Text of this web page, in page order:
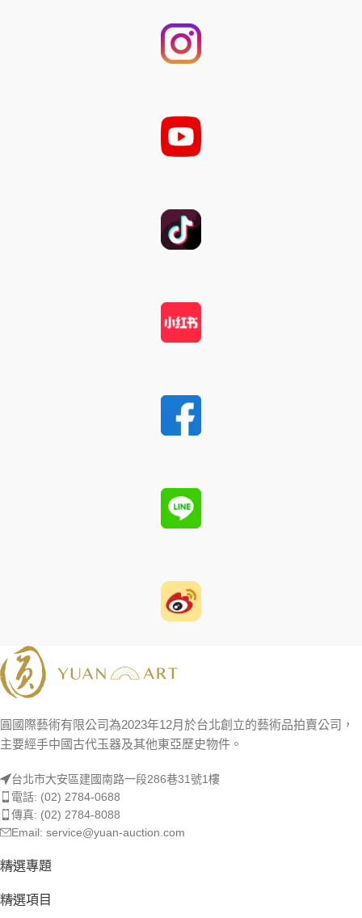
圓國際藝術有限公司為2023年12月於台北創立的藝術品拍賣公司，
主要經手中國古代玉器及其他東亞歷史物件。
台北市大安區建國南路一段286巷31號1樓
電話: (02) 2784-0688
傳真: (02) 2784-8088
Email: service@yuan-auction.com
精選專題
精選項目